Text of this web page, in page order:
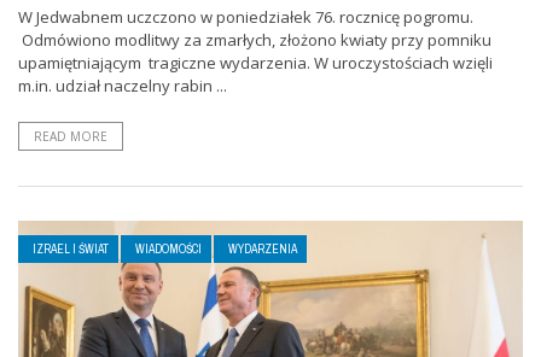
W Jedwabnem uczczono w poniedziałek 76. rocznicę pogromu.
Odmówiono modlitwy za zmarłych, złożono kwiaty przy pomniku
upamiętniającym tragiczne wydarzenia. W uroczystościach wzięli
m.in. udział naczelny rabin ...
READ MORE
IZRAEL I ŚWIAT WIADOMOŚCI WYDARZENIA